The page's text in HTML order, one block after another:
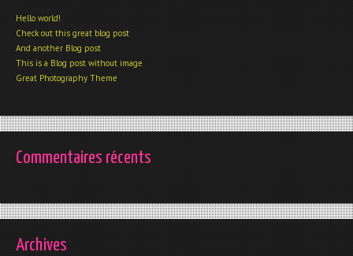
Hello world!
Check out this great blog post
And another Blog post
This is a Blog post without image
Great Photography Theme
Commentaires récents
Archives